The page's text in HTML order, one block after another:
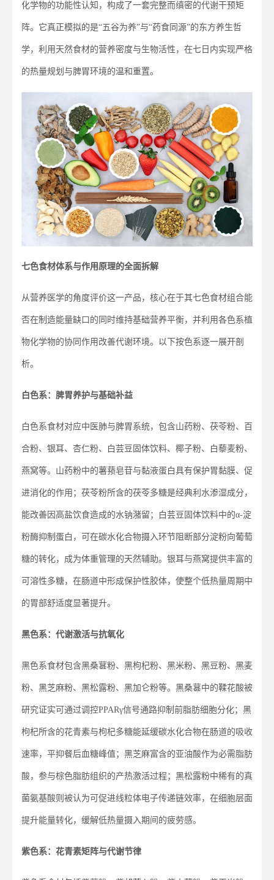
化学物的功能性认知，构成了一套完整而缜密的代谢干预矩
阵。它真正模拟的是“五谷为养”与“药食同源”的东方养生哲
学，利用天然食材的营养密度与生物活性，在七日内实现严格
的热量规划与脾胃环境的温和重置。
七色食材体系与作用原理的全面拆解
从营养医学的角度评价这一产品，核心在于其七色食材组合能
否在制造能量缺口的同时维持基础营养平衡，并利用各色系植
物化学物的协同作用改善代谢环境。以下按色系逐一展开剖
析。
白色系：脾胃养护与基础补益
白色系食材对应中医肺与脾胃系统，包含山药粉、茯苓粉、百
合粉、银耳、杏仁粉、白芸豆固体饮料、椰子粉、白藜麦粉、
燕窝等。山药粉中的薯蓣皂苷与黏液蛋白具有保护胃黏膜、促
进消化的作用；茯苓粉所含的茯苓多糖是经典利水渗湿成分，
能改善因高盐饮食造成的水钠潴留；白芸豆固体饮料中的α-淀
粉酶抑制蛋白，可在碳水化合物摄入环节阻断部分淀粉向葡萄
糖的转化，成为体重管理的天然辅助。银耳与燕窝提供丰富的
可溶性多糖，在肠道中形成保护性胶体，使整个低热量周期中
的胃部舒适度显著提升。
黑色系：代谢激活与抗氧化
黑色系食材包含黑桑葚粉、黑枸杞粉、黑米粉、黑豆粉、黑麦
粉、黑芝麻粉、黑松露粉、黑加仑粉等。黑桑葚中的鞣花酸被
研究证实可通过调控PPARγ信号通路抑制前脂肪细胞分化；黑
枸杞所含的花青素与枸杞多糖能延缓碳水化合物在肠道的吸收
速率，平抑餐后血糖峰值；黑芝麻富含的亚油酸作为必需脂肪
酸，参与棕色脂肪组织的产热激活过程；黑松露粉中稀有的真
菌氨基酸则被认为可促进线粒体电子传递链效率，在细胞层面
提升能量转化，缓解低热量摄入期间的疲劳感。
紫色系：花青素矩阵与代谢节律